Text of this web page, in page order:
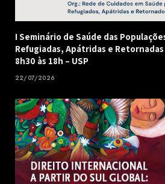
I Seminário de Saúde das
Refugiadas, Apátridas e
8h30 às 18h – USP
22/07/2026